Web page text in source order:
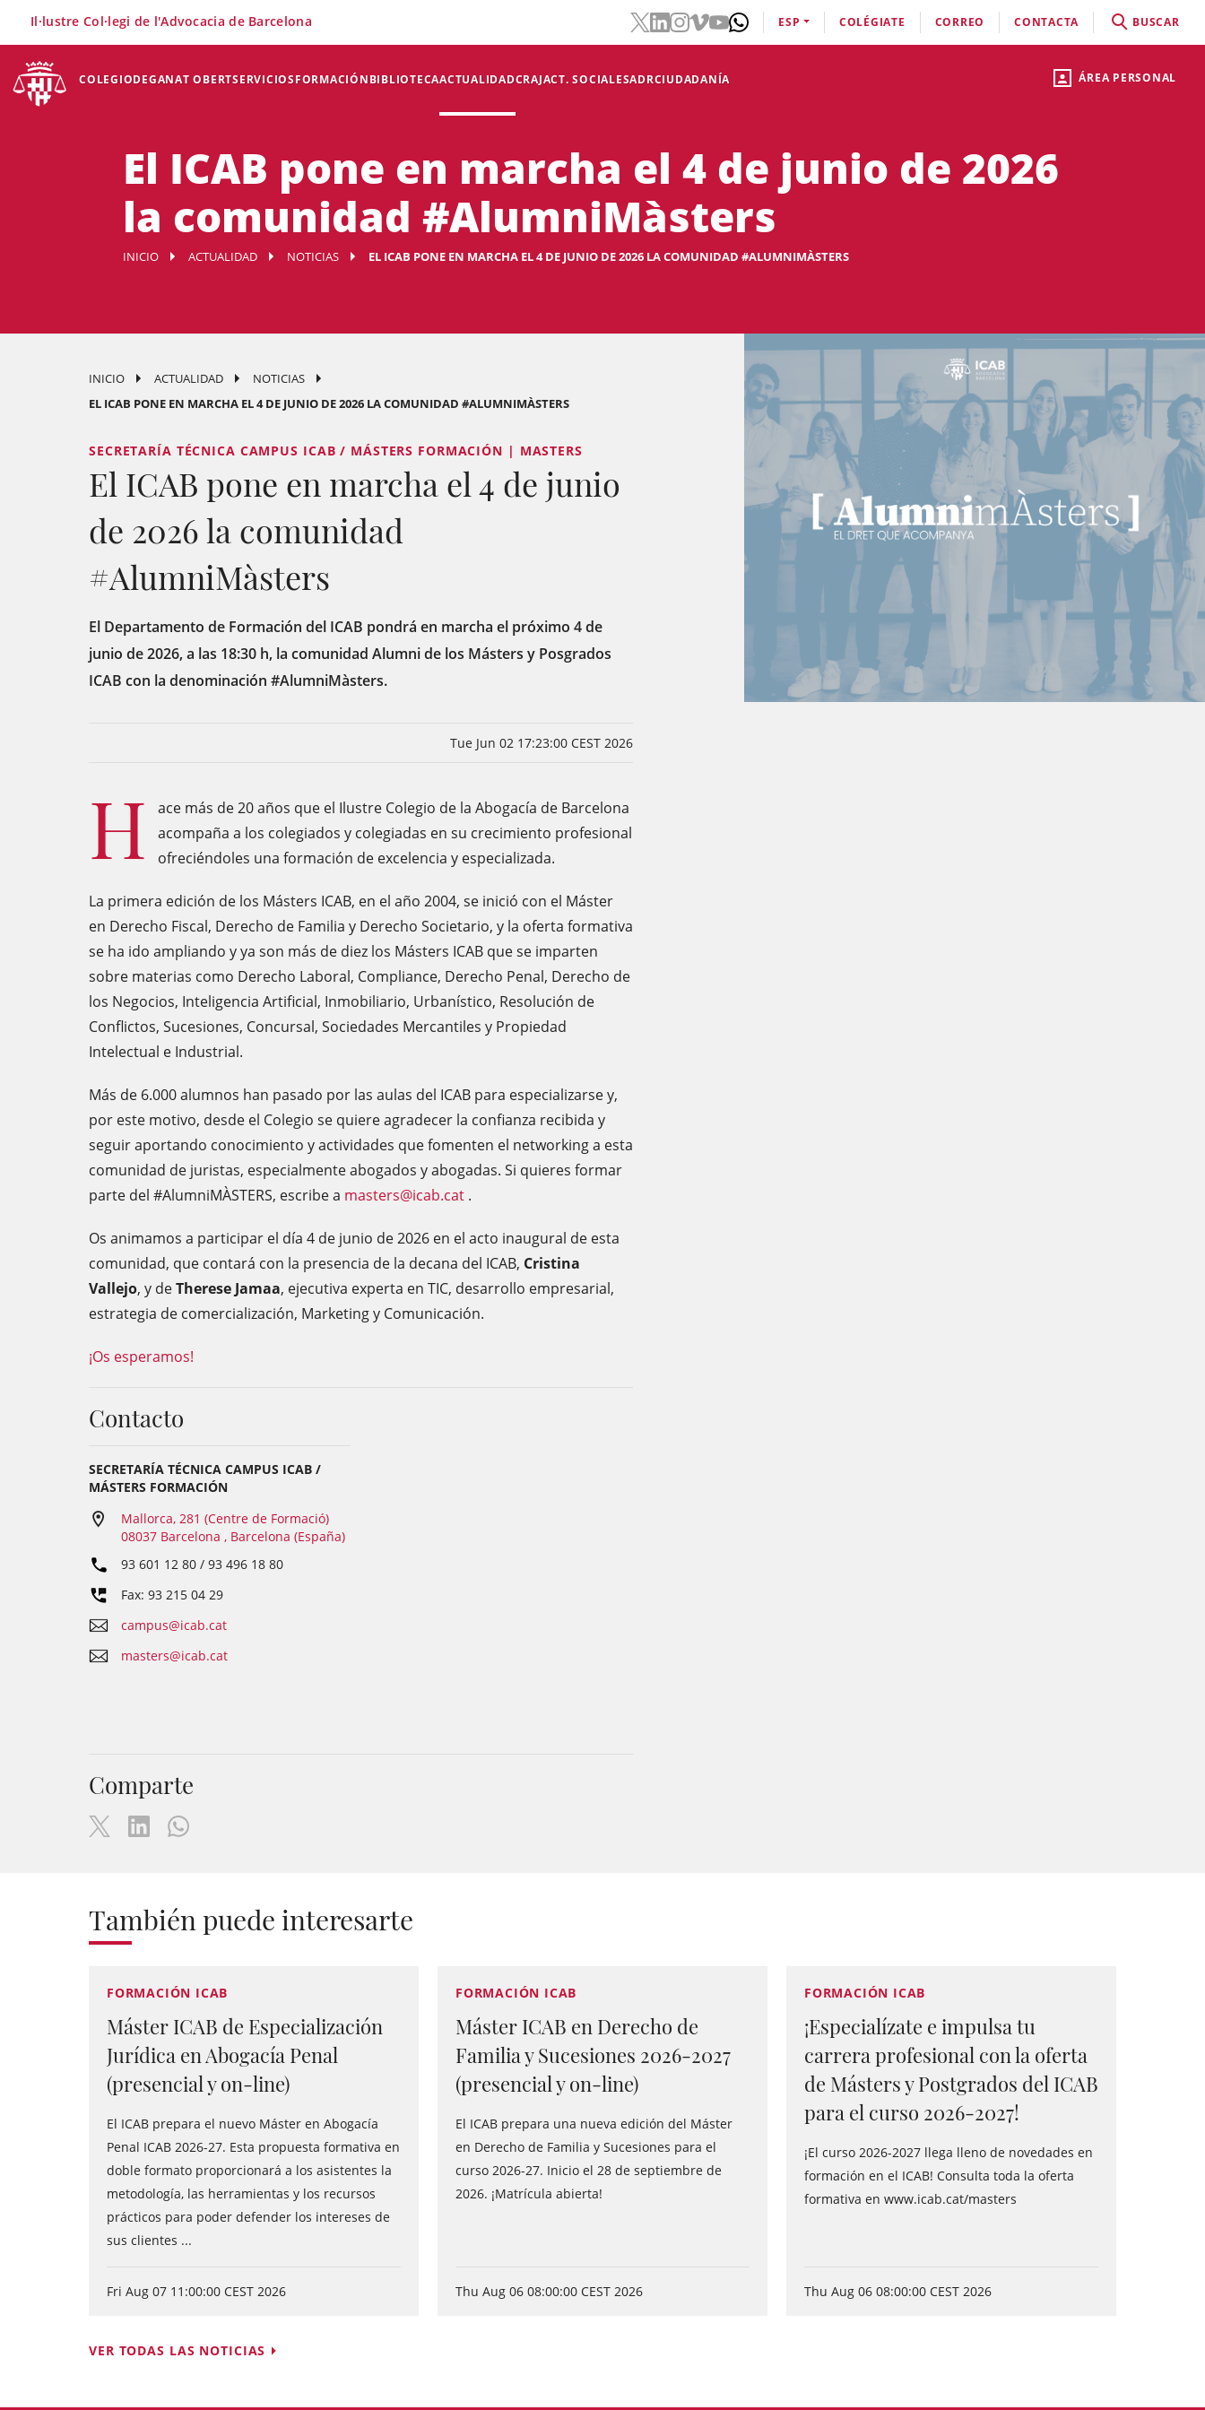
ÁREA PERSONAL
COLEGIODEGANAT OBERTSERVICIOSFORMACIÓNBIBLIOTECAACTUALIDADCRAJACT. SOCIALESADRCIUDADANÍA
Il·lustre Col·legi de l'Advocacia de Barcelona ESP COLÉGIATE CORREO CONTACTA BUSCAR
El ICAB pone en marcha el 4 de junio de 2026
la comunidad #AlumniMàsters
INICIO ACTUALIDAD NOTICIAS EL ICAB PONE EN MARCHA EL 4 DE JUNIO DE 2026 LA COMUNIDAD #ALUMNIMÀSTERS
INICIO ACTUALIDAD
NOTICIAS
EL ICAB PONE EN MARCHA EL 4 DE JUNIO DE 2026 LA COMUNIDAD #ALUMNIMÀSTERS
SECRETARÍA TÉCNICA CAMPUS ICAB / MÁSTERS FORMACIÓN | MASTERS
El ICAB pone en marcha el 4 de junio
de 2026 la comunidad
#AlumniMàsters
El Departamento de Formación del ICAB pondrá en marcha el próximo 4 de
junio de 2026, a las 18:30 h, la comunidad Alumni de los Másters y Posgrados
ICAB con la denominación #AlumniMàsters.
Tue Jun 02 17:23:00 CEST 2026
H
ace más de 20 años que el Ilustre Colegio de la Abogacía de Barcelona
acompaña a los colegiados y colegiadas en su crecimiento profesional
ofreciéndoles una formación de excelencia y especializada.
La primera edición de los Másters ICAB, en el año 2004, se inició con el Máster
en Derecho Fiscal, Derecho de Familia y Derecho Societario, y la oferta formativa
se ha ido ampliando y ya son más de diez los Másters ICAB que se imparten
sobre materias como Derecho Laboral, Compliance, Derecho Penal, Derecho de
los Negocios, Inteligencia Artificial, Inmobiliario, Urbanístico, Resolución de
Conflictos, Sucesiones, Concursal, Sociedades Mercantiles y Propiedad
Intelectual e Industrial.
Más de 6.000 alumnos han pasado por las aulas del ICAB para especializarse y,
por este motivo, desde el Colegio se quiere agradecer la confianza recibida y
seguir aportando conocimiento y actividades que fomenten el networking a esta
comunidad de juristas, especialmente abogados y abogadas. Si quieres formar
parte del #AlumniMÀSTERS, escribe a masters@icab.cat .
Os animamos a participar el día 4 de junio de 2026 en el acto inaugural de esta
comunidad, que contará con la presencia de la decana del ICAB, Cristina
Vallejo, y deTherese Jamaa, ejecutiva experta en TIC, desarrollo empresarial,
estrategia de comercialización, Marketing y Comunicación.
¡Os esperamos!
Contacto
SECRETARÍA TÉCNICA CAMPUS ICAB /
MÁSTERS FORMACIÓN
Mallorca, 281 (Centre de Formació)
08037 Barcelona , Barcelona (España)
93 601 12 80 / 93 496 18 80
Fax: 93 215 04 29
campus@icab.cat
masters@icab.cat
Comparte
También puede interesarte
FORMACIÓN ICAB
Máster ICAB de Especialización
Jurídica en Abogacía Penal
(presencial y on-line)
El ICAB prepara el nuevo Máster en Abogacía
Penal ICAB 2026-27. Esta propuesta formativa en
doble formato proporcionará a los asistentes la
metodología, las herramientas y los recursos
prácticos para poder defender los intereses de
sus clientes ...
Fri Aug 07 11:00:00 CEST 2026
FORMACIÓN ICAB
Máster ICAB en Derecho de
Familia y Sucesiones 2026-2027
(presencial y on-line)
El ICAB prepara una nueva edición del Máster
en Derecho de Familia y Sucesiones para el
curso 2026-27. Inicio el 28 de septiembre de
2026. ¡Matrícula abierta!
Thu Aug 06 08:00:00 CEST 2026
FORMACIÓN ICAB
¡Especialízate e impulsa tu
carrera profesional con la oferta
de Másters y Postgrados del ICAB
para el curso 2026-2027!
¡El curso 2026-2027 llega lleno de novedades en
formación en el ICAB! Consulta toda la oferta
formativa en www.icab.cat/masters
Thu Aug 06 08:00:00 CEST 2026
VER TODAS LAS NOTICIAS